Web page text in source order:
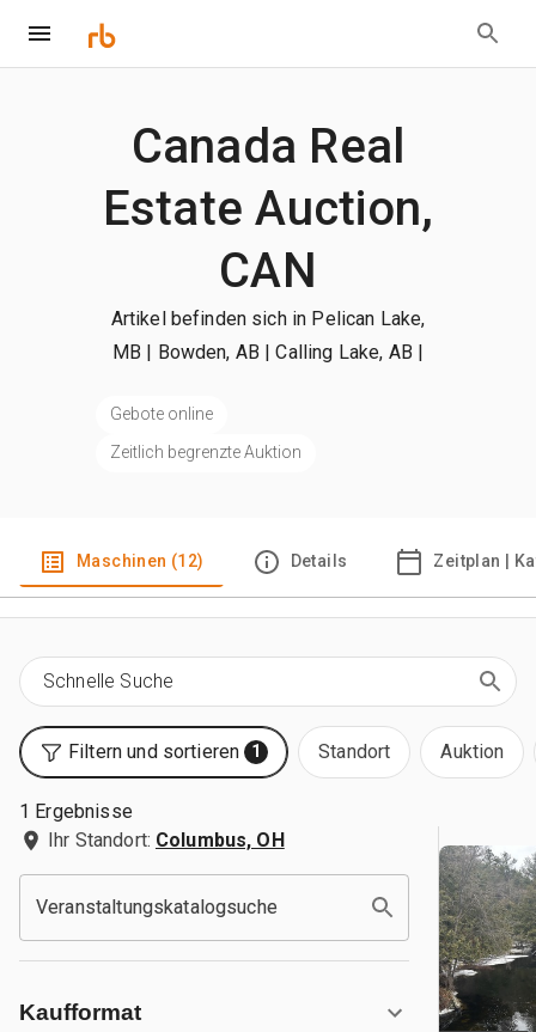
Canada Real
Estate Auction,
CAN
Artikel befinden sich in Pelican Lake,
MB | Bowden, AB | Calling Lake, AB |
Gebote online
Zeitlich begrenzte Auktion
Maschinen (12) Details Zeitplan |
Filtern und sortieren 1 Standort Auktion
1 Ergebnisse
Ihr Standort: Columbus, OH
Veranstaltungskatalogsuche
Kaufformat